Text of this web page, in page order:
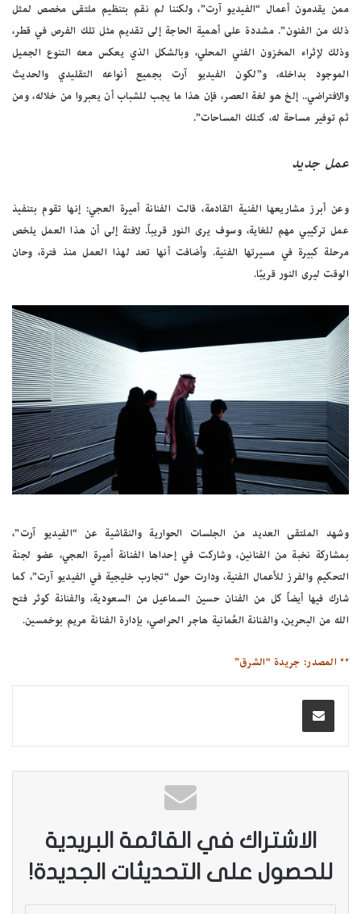
ممن يقدمون أعمال “الفيديو آرت”، ولكننا لم نقم بتنظيم ملتقى مخصص لمثل
ذلك من الفنون”. مشددة على أهمية الحاجة إلى تقديم مثل تلك الفرص في قطر،
وذلك لإثراء المخزون الفني المحلي، وبالشكل الذي يعكس معه التنوع الجميل
الموجود بداخله، و”لكون الفيديو آرت بجميع أنواعه التقليدي والحديث
والافتراضي.. إلخ هو لغة العصر، فإن هذا ما يجب للشباب أن يعبروا من خلاله، ومن
ثم توفير مساحة له، كتلك المساحات”.
عمل جديد
وعن أبرز مشاريعها الفنية القادمة، قالت الفنانة أميرة العجي: إنها تقوم بتنفيذ
عمل تركيبي مهم للغاية، وسوف يرى النور قريباً. لافتة إلى أن هذا العمل يلخص
مرحلة كبيرة في مسيرتها الفنية. وأضافت أنها تعد لهذا العمل منذ فترة، وحان
الوقت ليرى النور قريبًا.
وشهد الملتقى العديد من الجلسات الحوارية والنقاشية عن “الفيديو آرت”،
بمشاركة نخبة من الفنانين، وشاركت في إحداها الفنانة أميرة العجي، عضو لجنة
التحكيم والفرز للأعمال الفنية، ودارت حول “تجارب خليجية في الفيديو آرت”، كما
شارك فيها أيضاً كل من الفنان حسين السماعيل من السعودية، والفنانة كوثر فتح
الله من البحرين، والفنانة العُمانية هاجر الحراصي، بإدارة الفنانة مريم بوخمسين.
** المصدر: جريدة “الشرق”
الاشتراك في القائمة البريدية
للحصول على التحديثات الجديدة!